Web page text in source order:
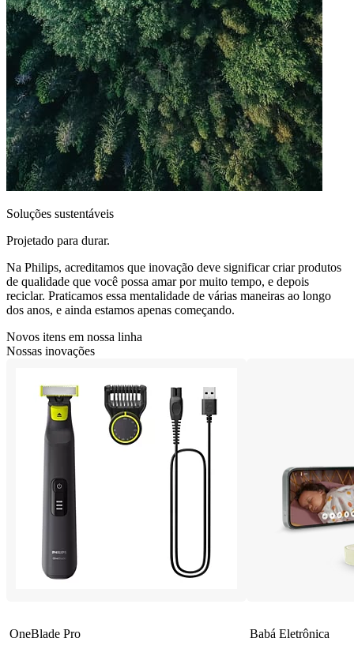
Soluções sustentáveis
Projetado para durar.
Na Philips, acreditamos que inovação deve significar criar produtos
de qualidade que você possa amar por muito tempo, e depois
reciclar. Praticamos essa mentalidade de várias maneiras ao longo
dos anos, e ainda estamos apenas começando.
Novos itens em nossa linha
Nossas inovações
OneBlade Pro
Babá Eletrônica